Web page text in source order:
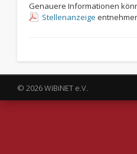
Genauere Informationen
Stellenanzeige
© 2026 WiBiNET e.V.